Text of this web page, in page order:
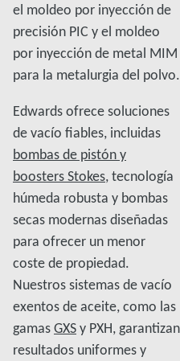
el moldeo por inyección de
precisión PIC y el moldeo
por inyección de metal MIM
para la metalurgia del polvo.
Edwards ofrece soluciones
de vacío fiables, incluidas
bombas de pistón y
boosters Stokes, tecnología
húmeda robusta y bombas
secas modernas diseñadas
para ofrecer un menor
coste de propiedad.
Nuestros sistemas de vacío
exentos de aceite, como las
gamasGXSy PXH, garantizan
resultados uniformes y